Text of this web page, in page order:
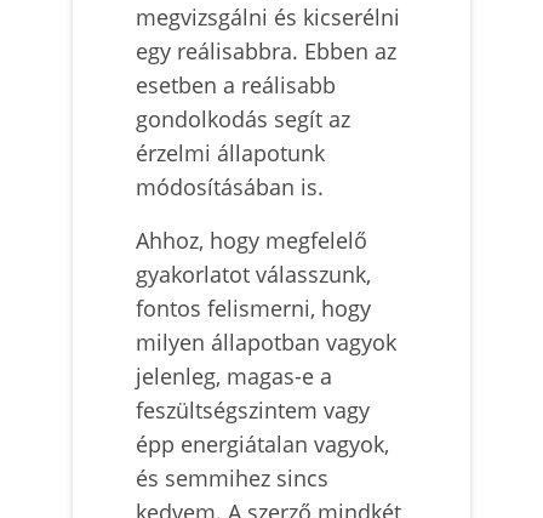
megvizsgálni és kicserélni
egy reálisabbra. Ebben az
esetben a reálisabb
gondolkodás segít az
érzelmi állapotunk
módosításában is.
Ahhoz, hogy megfelelő
gyakorlatot válasszunk,
fontos felismerni, hogy
milyen állapotban vagyok
jelenleg, magas-e a
feszültségszintem vagy
épp energiátalan vagyok,
és semmihez sincs
kedvem. A szerző mindkét